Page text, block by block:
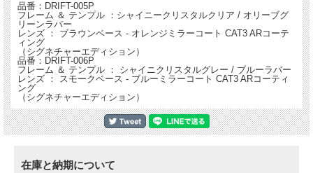
品番：DRIFT-005P
フレーム ＆ テンプル ：シャイニークリスタルクリア / オリーブグ
リーンラバー
レンズ ： ブラウンベース - オレンジミラーコート CAT3 ARコーテ
ィング
（シグネチャーエディション）
品番：DRIFT-006P
フレーム ＆ テンプル ： シャイニクリスタルグレー / ブルーラバー
レンズ ： スモークベース - ブルーミラーコート CAT3 ARコーティ
ング
（シグネチャーエディション）
在庫と納期について